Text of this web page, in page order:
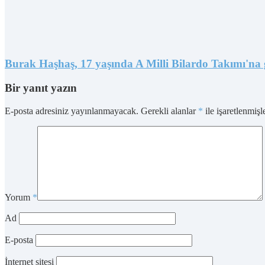
Burak Haşhaş, 17 yaşında A Milli Bilardo
Bir yanıt yazın
E-posta adresiniz yayınlanmayacak. Gerekli alanlar * ile
Yorum *
Ad
E-posta
İnternet sitesi